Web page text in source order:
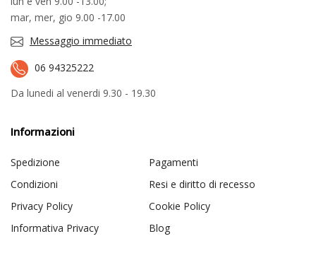
mar, mer, gio 9.00 -17.00
Messaggio immediato
06 94325222
Da lunedi al venerdi 9.30 - 19.30
Informazioni
Spedizione
Pagamenti
Condizioni
Resi e diritto di recesso
Privacy Policy
Cookie Policy
Informativa Privacy
Blog